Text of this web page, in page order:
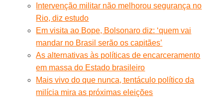
Intervenção militar não melhorou segurança no
Rio, diz estudo
Em visita ao Bope, Bolsonaro diz: ‘quem vai
mandar no Brasil serão os capitães’
As alternativas às políticas de encarceramento
em massa do Estado brasileiro
Mais vivo do que nunca, tentáculo político da
milícia mira as próximas eleições